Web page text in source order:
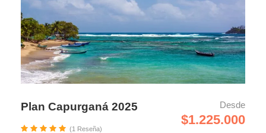
Plan Capurganá 2025 Desde
$1.225.000
(1 Reseña)